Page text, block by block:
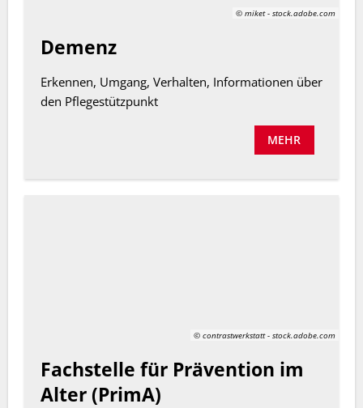
© miket - stock.adobe.com
Demenz
Erkennen, Umgang, Verhalten, Informationen über
den Pflegestützpunkt
MEHR
© contrastwerkstatt - stock.adobe.com
Fachstelle für Prävention im
Alter (PrimA)